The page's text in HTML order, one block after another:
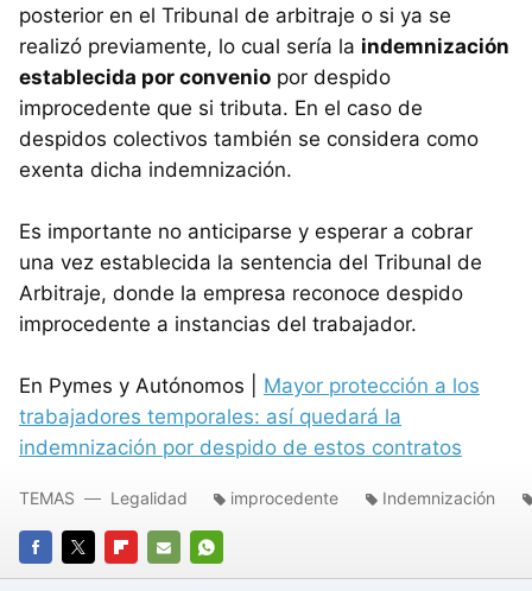
posterior en el Tribunal de arbitraje o si ya se
realizó previamente, lo cual sería la indemnización
establecida por convenio por despido
improcedente que si tributa. En el caso de
despidos colectivos también se considera como
exenta dicha indemnización.
Es importante no anticiparse y esperar a cobrar
una vez establecida la sentencia del Tribunal de
Arbitraje, donde la empresa reconoce despido
improcedente a instancias del trabajador.
En Pymes y Autónomos | Mayor protección a los
trabajadores temporales: así quedará la
indemnización por despido de estos contratos
FACEBOOK
TWITTERFLIPBOARD
E-
WHATSAPP
TEMAS Legalidad improcedente Indemnización